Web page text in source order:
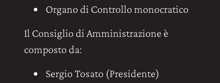
Organo di Controllo monocratico
Il Consiglio di Amministrazione è
composto da:
Sergio Tosato (Presidente)